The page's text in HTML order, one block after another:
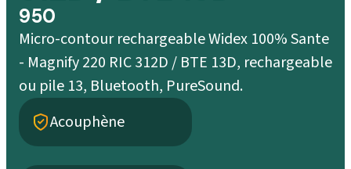
950
Micro-contour rechargeable Widex 100% Sante
- Magnify 220 RIC 312D / BTE 13D, rechargeable
ou pile 13, Bluetooth, PureSound.
Acouphène